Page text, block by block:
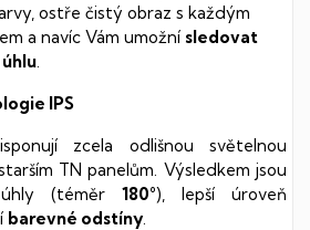
ostře čistý obraz s každým
a navíc Vám umožní sledovat
IPS
zcela odlišnou světelnou
TN panelům. Výsledkem jsou
úhly (téměr 180°), lepší úroveň
barevné odstíny